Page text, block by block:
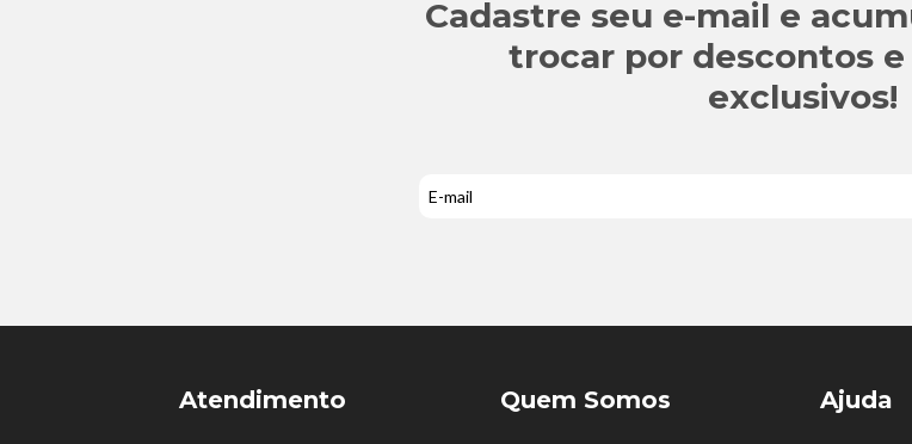
Cadastre seu e-mail e
trocar por descontos
exclusivos!
Atendimento Quem Somos Ajuda